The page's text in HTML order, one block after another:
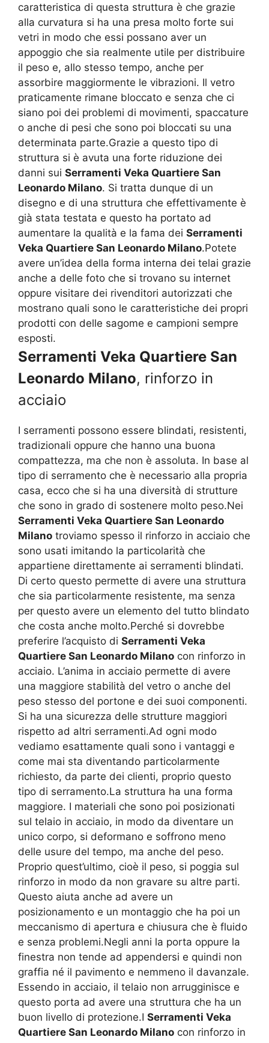
caratteristica di questa struttura è che grazie
alla curvatura si ha una presa molto forte sui
vetri in modo che essi possano aver un
appoggio che sia realmente utile per distribuire
il peso e, allo stesso tempo, anche per
assorbire maggiormente le vibrazioni. Il vetro
praticamente rimane bloccato e senza che ci
siano poi dei problemi di movimenti, spaccature
o anche di pesi che sono poi bloccati su una
determinata parte.Grazie a questo tipo di
struttura si è avuta una forte riduzione dei
danni sui Serramenti Veka Quartiere San
Leonardo Milano. Si tratta dunque di un
disegno e di una struttura che effettivamente è
già stata testata e questo ha portato ad
aumentare la qualità e la fama dei Serramenti
Veka Quartiere San Leonardo Milano.Potete
avere un’idea della forma interna dei telai grazie
anche a delle foto che si trovano su internet
oppure visitare dei rivenditori autorizzati che
mostrano quali sono le caratteristiche dei propri
prodotti con delle sagome e campioni sempre
esposti.
Serramenti Veka Quartiere San
Leonardo Milano, rinforzo in
acciaio
I serramenti possono essere blindati, resistenti,
tradizionali oppure che hanno una buona
compattezza, ma che non è assoluta. In base al
tipo di serramento che è necessario alla propria
casa, ecco che si ha una diversità di strutture
che sono in grado di sostenere molto peso.Nei
Serramenti Veka Quartiere San Leonardo
Milano troviamo spesso il rinforzo in acciaio che
sono usati imitando la particolarità che
appartiene direttamente ai serramenti blindati.
Di certo questo permette di avere una struttura
che sia particolarmente resistente, ma senza
per questo avere un elemento del tutto blindato
che costa anche molto.Perché si dovrebbe
preferire l’acquisto di Serramenti Veka
Quartiere San Leonardo Milano con rinforzo in
acciaio. L’anima in acciaio permette di avere
una maggiore stabilità del vetro o anche del
peso stesso del portone e dei suoi componenti.
Si ha una sicurezza delle strutture maggiori
rispetto ad altri serramenti.Ad ogni modo
vediamo esattamente quali sono i vantaggi e
come mai sta diventando particolarmente
richiesto, da parte dei clienti, proprio questo
tipo di serramento.La struttura ha una forma
maggiore. I materiali che sono poi posizionati
sul telaio in acciaio, in modo da diventare un
unico corpo, si deformano e soffrono meno
delle usure del tempo, ma anche del peso.
Proprio quest’ultimo, cioè il peso, si poggia sul
rinforzo in modo da non gravare su altre parti.
Questo aiuta anche ad avere un
posizionamento e un montaggio che ha poi un
meccanismo di apertura e chiusura che è fluido
e senza problemi.Negli anni la porta oppure la
finestra non tende ad appendersi e quindi non
graffia né il pavimento e nemmeno il davanzale.
Essendo in acciaio, il telaio non arrugginisce e
questo porta ad avere una struttura che ha un
buon livello di protezione.I Serramenti Veka
Quartiere San Leonardo Milano con rinforzo in